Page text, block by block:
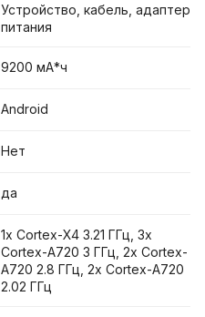
Устройство, кабель, адаптер
питания
9200 мА*ч
Android
Нет
да
1x Cortex-X4 3.21 ГГц, 3x
Cortex-A720 3 ГГц, 2x Cortex-
A720 2.8 ГГц, 2x Cortex-A720
2.02 ГГц